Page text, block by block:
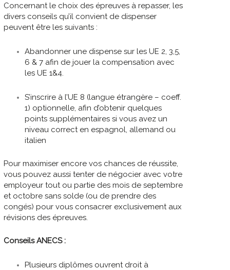
Concernant le choix des épreuves à repasser, les
divers conseils qu’il convient de dispenser
peuvent être les suivants :
Abandonner une dispense sur les UE 2, 3,5,
6 & 7 afin de jouer la compensation avec
les UE 1&4.
S’inscrire à l’UE 8 (langue étrangère – coeff.
1) optionnelle, afin d’obtenir quelques
points supplémentaires si vous avez un
niveau correct en espagnol, allemand ou
italien
Pour maximiser encore vos chances de réussite,
vous pouvez aussi tenter de négocier avec votre
employeur tout ou partie des mois de septembre
et octobre sans solde (ou de prendre des
congés) pour vous consacrer exclusivement aux
révisions des épreuves.
Conseils ANECS :
Plusieurs diplômes ouvrent droit à